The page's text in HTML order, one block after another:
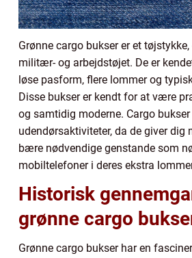
Grønne cargo bukser er et
militær- og arbejdstøjet. De er
løse pasform, flere lommer og
Disse bukser er kendt for at være
og samtidig moderne. Cargo
udendørsaktiviteter, da de giver dig
bære nødvendige genstande som
mobiltelefoner i deres ekstra
Historisk
grønne cargo
Grønne cargo bukser har en